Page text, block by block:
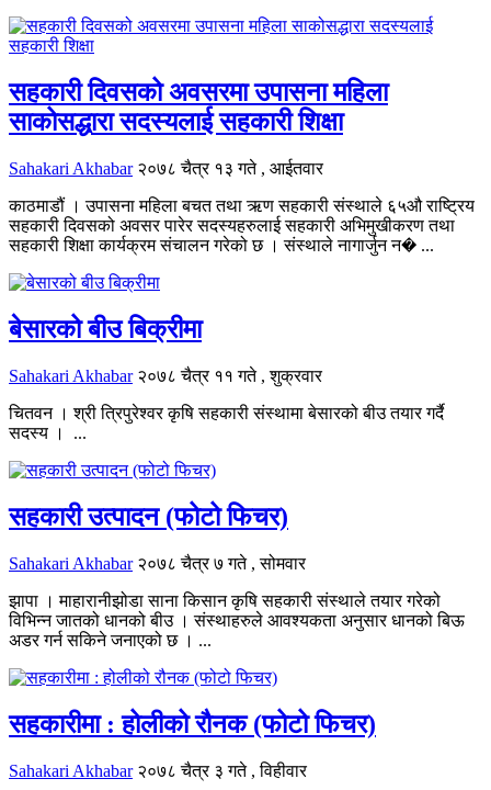
सहकारी दिवसको अवसरमा उपासना महिला
साकोसद्धारा सदस्यलाई सहकारी शिक्षा
Sahakari Akhabar २०७८ चैत्र १३ गते , आईतवार
काठमाडौं । उपासना महिला बचत तथा ऋण सहकारी संस्थाले ६५औ राष्ट्रिय
सहकारी दिवसको अवसर पारेर सदस्यहरुलाई सहकारी अभिमुखीकरण तथा
सहकारी शिक्षा कार्यक्रम संचालन गरेको छ । संस्थाले नागार्जुन न� ...
बेसारको बीउ बिक्रीमा
Sahakari Akhabar २०७८ चैत्र ११ गते , शुक्रवार
चितवन । श्री त्रिपुरेश्वर कृषि सहकारी संस्थामा बेसारको बीउ तयार गर्दै
सदस्य । ...
सहकारी उत्पादन (फोटो फिचर)
Sahakari Akhabar २०७८ चैत्र ७ गते , सोमवार
झापा । माहारानीझोडा साना किसान कृषि सहकारी संस्थाले तयार गरेको
विभिन्न जातको धानको बीउ । संस्थाहरुले आवश्यकता अनुसार धानको बिऊ
अडर गर्न सकिने जनाएको छ । ...
सहकारीमा : होलीको रौनक (फोटो फिचर)
Sahakari Akhabar २०७८ चैत्र ३ गते , विहीवार